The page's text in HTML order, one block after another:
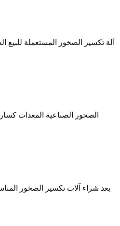
آلة تكسير الصخور المستعملة